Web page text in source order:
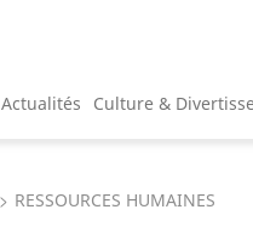
Actualités Culture &
RESSOURCES HUMAINES